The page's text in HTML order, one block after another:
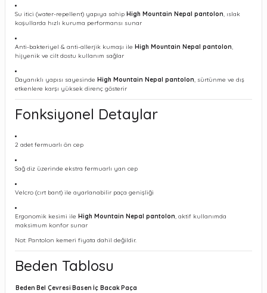
Su itici (water-repellent) yapıya sahip High Mountain Nepal pantolon, ıslak
koşullarda hızlı kuruma performansı sunar
Anti-bakteriyel & anti-allerjik kumaşı ile High Mountain Nepal pantolon,
hijyenik ve cilt dostu kullanım sağlar
Dayanıklı yapısı sayesinde High Mountain Nepal pantolon, sürtünme ve dış
etkenlere karşı yüksek direnç gösterir
Fonksiyonel Detaylar
2 adet fermuarlı ön cep
Sağ diz üzerinde ekstra fermuarlı yan cep
Velcro (cırt bant) ile ayarlanabilir paça genişliği
Ergonomik kesimi ile High Mountain Nepal pantolon, aktif kullanımda
maksimum konfor sunar
Not: Pantolon kemeri fiyata dahil değildir.
Beden Tablosu
Beden Bel Çevresi Basen İç BacakPaça